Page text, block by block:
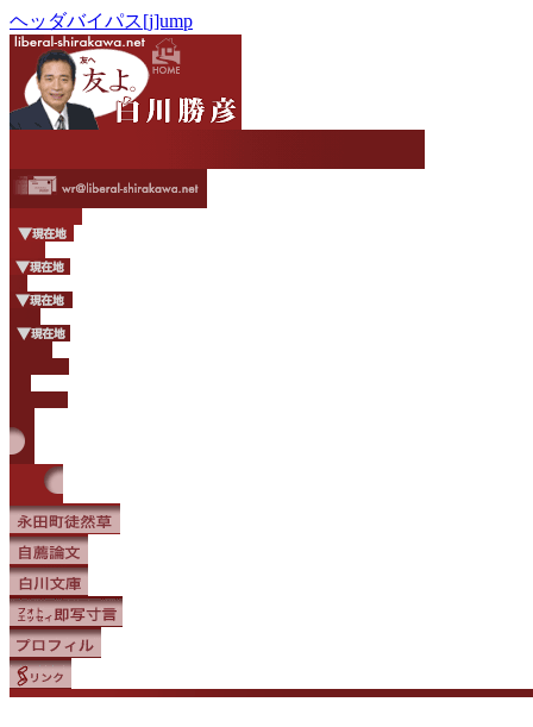
ヘッダバイパス[j]ump